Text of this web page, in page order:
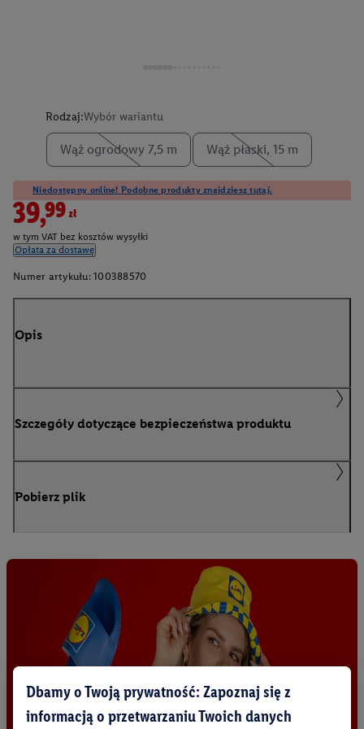
Rodzaj:Wybór wariantu
Wąż ogrodowy 7,5 m Wąż płaski, 15 m
Niedostępny online! Podobne produkty znajdziesz tutaj.
39,99zł
w tym VAT bez kosztów wysyłki
Opłata za dostawę
Numer artykułu: 100388570
Opis
Szczegóły dotyczące bezpieczeństwa produktu
Pobierz plik
Dbamy o Twoją prywatność: Zapoznaj się z
informacją o przetwarzaniu Twoich danych